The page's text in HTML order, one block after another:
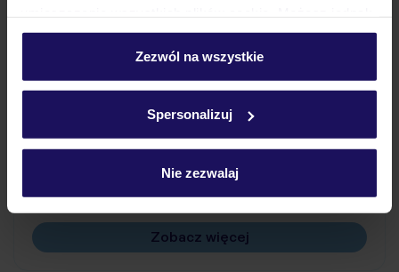
personalizować swój wybór wchodząc w zakładkę
Szczegółowe informacje o plikach cookie znajdziesz
Zezwól na wszystkie
Spersonalizuj
Nie zezwalaj
Ważne informacje
Często zadawane pytania
Jak zmienić uczestników/osobę zgłaszającą?
Czy w Hotelu będzie przedstawiciel TUI?
pokładowe/bilety lotnicze?
Zobacz więcej